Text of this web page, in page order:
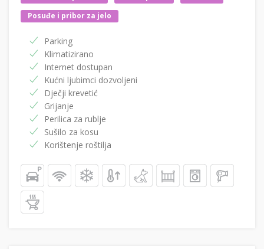
Posuđe i pribor za jelo
Parking
Klimatizirano
Internet dostupan
Kućni ljubimci dozvoljeni
Dječji krevetić
Grijanje
Perilica za rublje
Sušilo za kosu
Korištenje roštilja